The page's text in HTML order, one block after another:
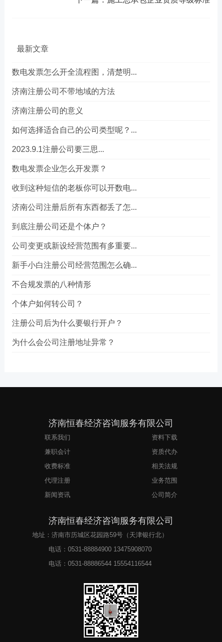
最新文章
数电发票怎么开全流程图，清楚明...
济南注册公司不带地域的方法
济南注册公司的意义
如何选择适合自己的公司类型呢？...
2023.9.1注册公司要三思...
数电发票企业怎么开发票？
收到这种短信的老板你可以开数电...
济南公司注册后所有东西都丢了怎...
到底注册公司还是个体户？
公司变更或新设经营范围有多重要...
新手小白注册公司经营范围怎么确...
不合规发票的八种情形
个体户如何转公司？
注册公司后为什么要银行开户？
为什么会公司注册地址异常？
济南恒春经济咨询服务有限公司
联系我们
资料下载
兼职会计
资质代办
收费标准
相关法规
代理注册
业务范围
新闻资讯
公司简介
济南恒春经济咨询服务有限公司
地址：济南市历城区花园路59号（天津银行北）
电话：0531-88884900 13475908070
电话：0531-88886544 15554116544